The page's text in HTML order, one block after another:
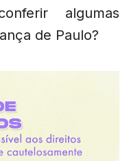
algumas
de Paulo?